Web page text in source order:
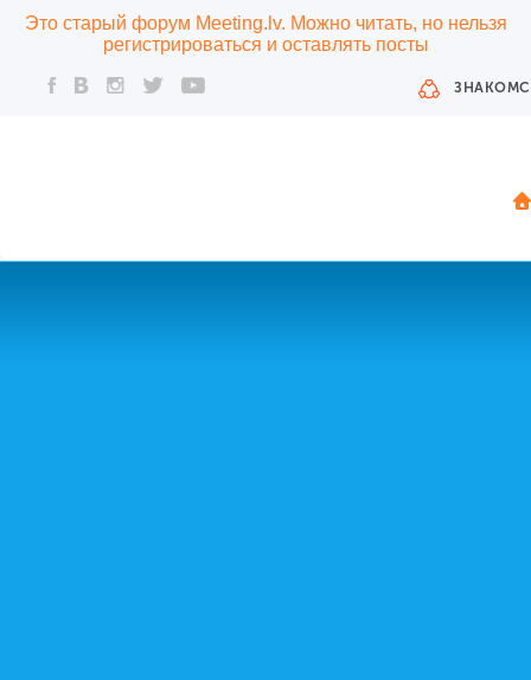
Это старый форум Meeting.lv. Можно читать, но нельзя
регистрироваться и оставлять посты